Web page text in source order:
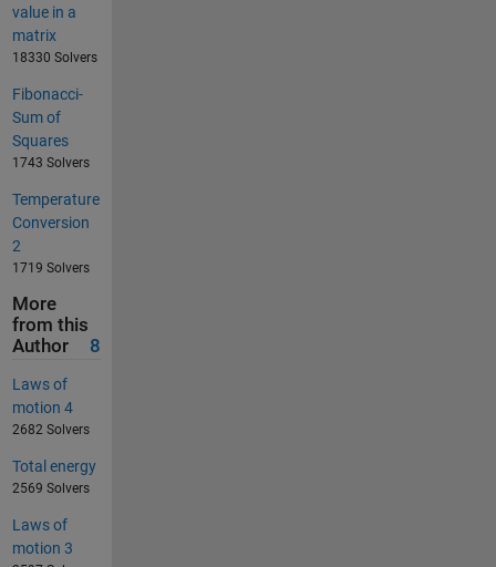
value in a
matrix
18330 Solvers
Fibonacci-
Sum of
Squares
1743 Solvers
Temperature
Conversion
2
1719 Solvers
More
from this
Author
8
Laws of
motion 4
2682 Solvers
Total energy
2569 Solvers
Laws of
motion 3